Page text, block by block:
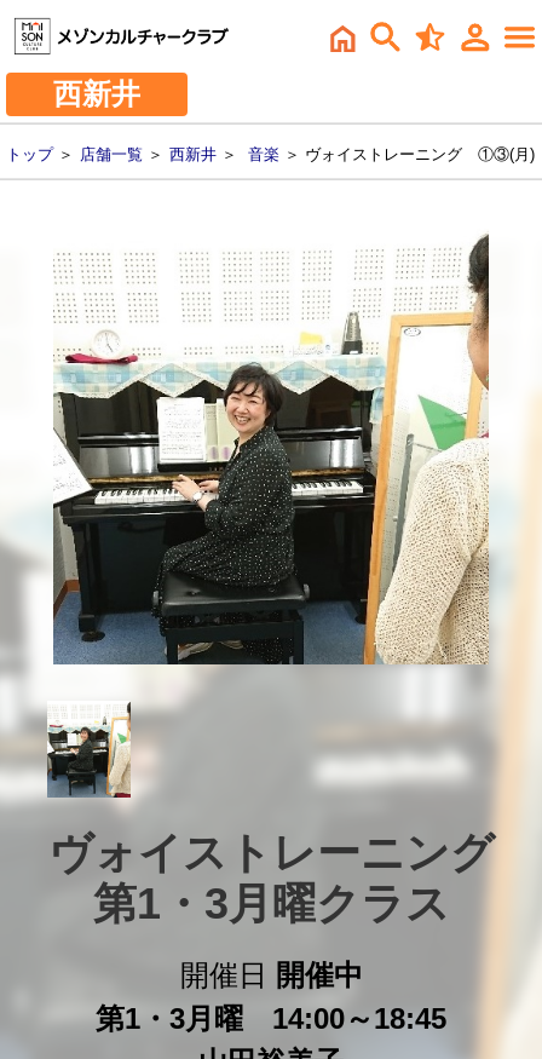
西新井
トップ＞ 店舗一覧 ＞ 西新井 ＞ 音楽 ＞ ヴォイストレーニング ①③(月)
ヴォイストレーニング
第1・3月曜クラス
開催日
開催中
第1・3月曜 14:00～18:45